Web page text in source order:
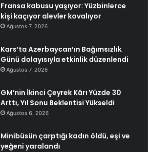
Fransa kabusu yaşıyor: Yüzbinlerce
kişi kaçıyor alevler kovalıyor
Ağustos 7, 2026
Kars’ta Azerbaycan’ın Bağımsızlık
Günü dolayısıyla etkinlik düzenlendi
Ağustos 7, 2026
GM’nin İkinci Çeyrek Kârı Yüzde 30
Arttı, Yıl Sonu Beklentisi Yükseldi
Ağustos 6, 2026
Minibüsün çarptığı kadın öldü, eşi ve
yeğeni yaralandı